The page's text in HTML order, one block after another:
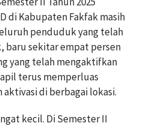
di Kabupaten Fakfak masih
penduduk yang telah
baru sekitar empat persen
yang telah mengaktifkan
terus memperluas
aktivasi di berbagai lokasi.
kecil. Di Semester II